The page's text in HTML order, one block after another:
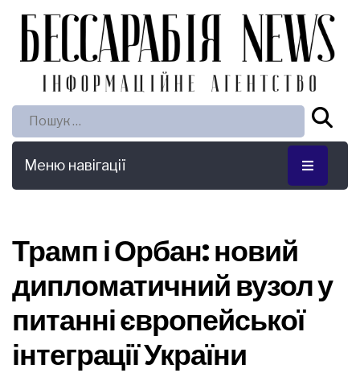
Пошук:
Меню навігації
Трамп і Орбан: новий
дипломатичний вузол у
питанні європейської
інтеграції України